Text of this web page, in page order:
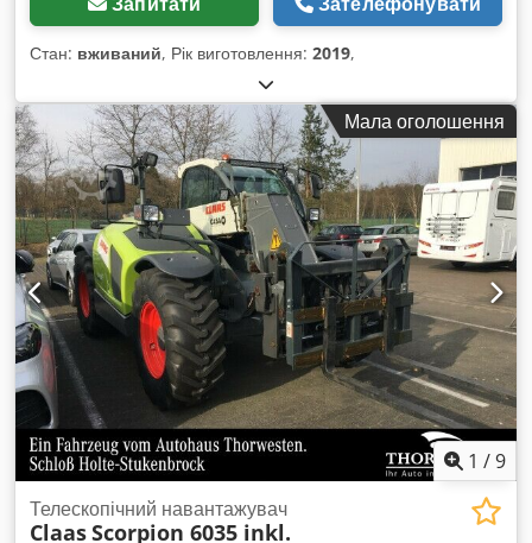
Стан: вживаний, Рік виготовлення: 2019,
Мала оголошення
1 /9
Телескопічний навантажувач
ClaasScorpion 6035 inkl.